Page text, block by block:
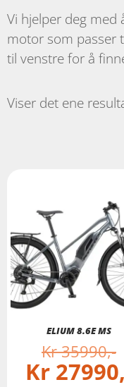
Vi hjelper deg med
motor som passer
til venstre for å
Viser det ene
ELIUM 8.6E MS
Kr35990
Kr 27990